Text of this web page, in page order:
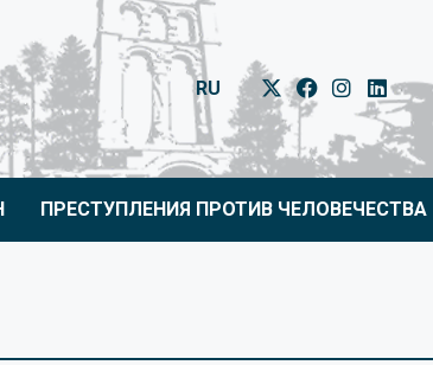
RU
ПРЕСТУПЛЕНИЯ ПРОТИВ ЧЕЛОВЕЧЕСТВА